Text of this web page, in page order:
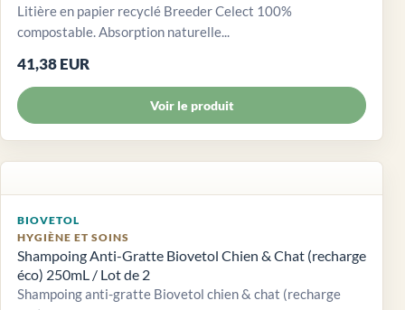
Litière en papier recyclé Breeder Celect 100%
compostable. Absorption naturelle...
41,38 EUR
Voir le produit
BIOVETOL
HYGIÈNE ET SOINS
Shampoing Anti-Gratte Biovetol Chien & Chat (recharge
éco) 250mL / Lot de 2
Shampoing anti-gratte Biovetol chien & chat (recharge